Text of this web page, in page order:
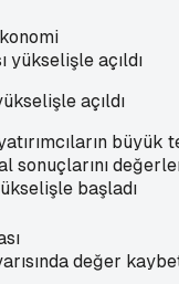
açıldı
büyük
sonuçlarını
başladı